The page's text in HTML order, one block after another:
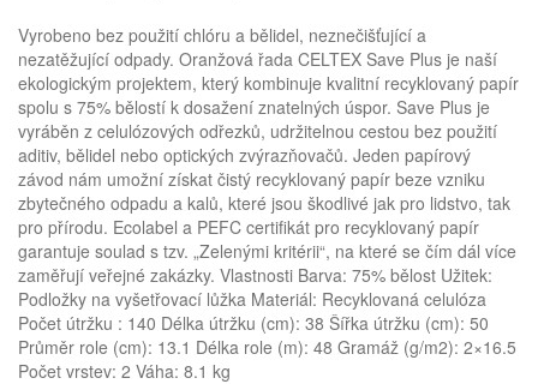
Vyrobeno bez použití chlóru a bělidel, neznečišťující a
nezatěžující odpady. Oranžová řada CELTEX Save Plus je naší
ekologickým projektem, který kombinuje kvalitní recyklovaný papír
spolu s 75% bělostí k dosažení znatelných úspor. Save Plus je
vyráběn z celulózových odřezků, udržitelnou cestou bez použití
aditiv, bělidel nebo optických zvýrazňovačů. Jeden papírový
závod nám umožní získat čistý recyklovaný papír beze vzniku
zbytečného odpadu a kalů, které jsou škodlivé jak pro lidstvo, tak
pro přírodu. Ecolabel a PEFC certifikát pro recyklovaný papír
garantuje soulad s tzv. „Zelenými kritérii“, na které se čím dál více
zaměřují veřejné zakázky. Vlastnosti Barva: 75% bělost Užitek:
Podložky na vyšetřovací lůžka Materiál: Recyklovaná celulóza
Počet útržku : 140 Délka útržku (cm): 38 Šířka útržku (cm): 50
Průměr role (cm): 13.1 Délka role (m): 48 Gramáž (g/m2): 2×16.5
Počet vrstev: 2 Váha: 8.1 kg